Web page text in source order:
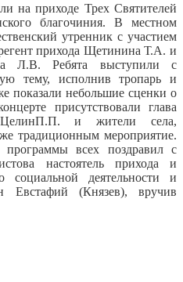
на приходе Трех Святителей
благочиния. В местном
утренник с участием
прихода Щетинина Т.А. и
Л.В. Ребята выступили с
тему, исполнив тропарь и
показали небольшие сценки о
присутствовали глава
ЦелинП.П. и жители села,
традиционным мероприятие.
всех поздравил с
настоятель прихода и
деятельности и
Евстафий (Князев), вручив